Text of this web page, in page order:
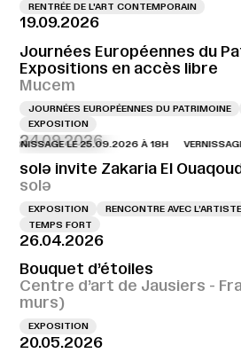
RENTRÉE DE L'ART CONTEMPORAIN
19.09.2026
Journées Européennes du
Expositions en accès libre
Mucem
JOURNÉES EUROPÉENNES DU PATRIMOINE
EXPOSITION
24.09.2026
LE 25.09.2026 À 18H VERNISSAGE
solə invite Zakaria El
solə
EXPOSITION RENCONTRE AVEC L’ARTISTE
TEMPS FORT
26.04.2026
Bouquet d’étoiles
Centre d’art de Jausiers -
murs)
EXPOSITION
20.05.2026